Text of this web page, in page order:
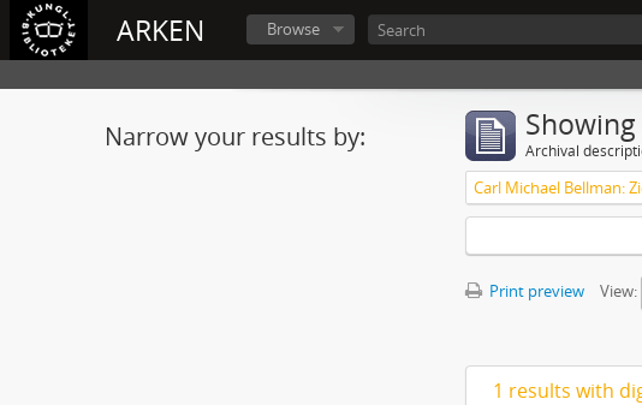
ARKEN Browse
Narrow your results by: Archival
Carl Michael Bellman:
Print preview
View:
1 results with